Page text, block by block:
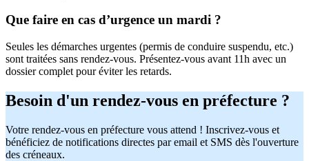
Que faire en cas d’urgence un mardi ?
Seules les démarches urgentes (permis de conduire suspendu, etc.)
sont traitées sans rendez-vous. Présentez-vous avant 11h avec un
dossier complet pour éviter les retards.
Besoin d'un rendez-vous en préfecture ?
Votre rendez-vous en préfecture vous attend ! Inscrivez-vous et
bénéficiez de notifications directes par email et SMS dès l'ouverture
des créneaux.